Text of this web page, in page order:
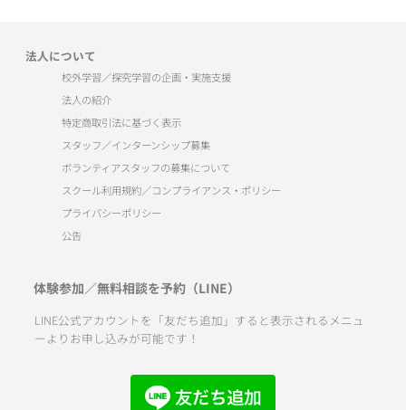
法人について
校外学習／探究学習の企画・実施支援
法人の紹介
特定商取引法に基づく表示
スタッフ／インターンシップ募集
ボランティアスタッフの募集について
スクール利用規約／コンプライアンス・ポリシー
プライバシーポリシー
公告
体験参加／無料相談を予約（LINE）
LINE公式アカウントを「友だち追加」すると表示されるメニュ
ーよりお申し込みが可能です！